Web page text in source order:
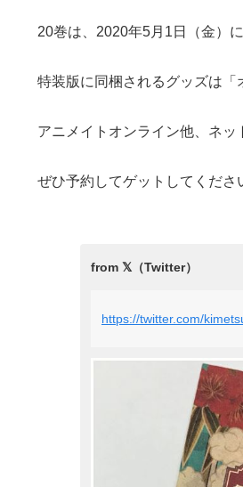
20巻は、2020年5月1日（金）に
特装版に同梱されるグッズは「
アニメイトオンライン他、ネッ
ぜひ予約してゲットしてくださ
https://twitter.com/